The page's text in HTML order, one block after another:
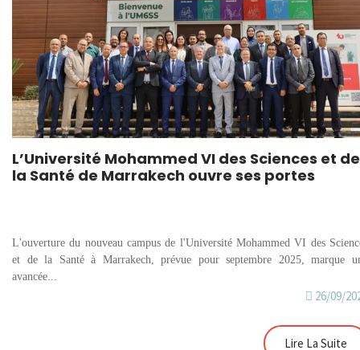
L’Université Mohammed VI des Sciences et de
la Santé de Marrakech ouvre ses portes
L'ouverture du nouveau campus de l'Université Mohammed VI des
et de la Santé à Marrakech, prévue pour septembre 2025, marque
avancée...
26/09/
Lire La Suite